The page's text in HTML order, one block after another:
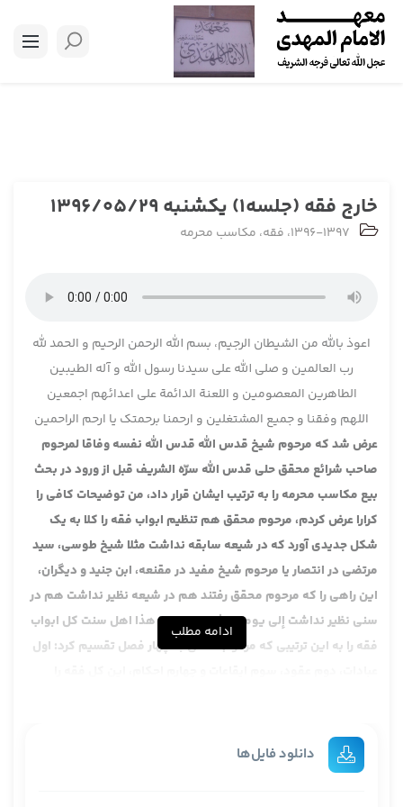
خارج فقه (جلسه1) یکشنبه 1396/05/29
1396-1397، فقه، مکاسب محرمه
اعوذ بالله من الشیطان الرجیم، بسم الله الرحمن الرحیم و الحمد لله
رب العالمین و صلی الله علی سیدنا رسول الله و آله الطیبین
الطاهرین المعصومین و اللعنة الدائمة علی اعدائهم اجمعین
اللهم وفقنا و جمیع المشتغلین و ارحمنا برحمتک یا ارحم الراحمین
عرض شد که مرحوم شیخ قدس الله قدس الله نفسه وفاقا لمرحوم
صاحب شرائع محقق حلی قدس الله سرّه الشریف قبل از ورود در بحث
بیع مکاسب محرمه را به ترتیب ایشان قرار داد، من توضیحات کافی را
کرارا عرض کردم، مرحوم محقق هم تنظیم ابواب فقه را کلا به یک
شکل جدیدی آورد که در شیعه سابقه نداشت مثلا شیخ طوسی، سید
مرتضی در انتصار یا مرحوم شیخ مفید در مقنعه، ابن جنید و دیگران،
این راهی را که مرحوم محقق رفتند هم در شیعه نظیر نداشت هم در
سنی نظیر نداشت إلی یومنا هذا، الی یومنا هذا اهل سنت کل ابواب
فقه را به این ترتیبی که مرحوم محقق به چهار فصل تقسیم کرد: اول
راه را رفتند تقریبا و حالا گاه گاهی بعضی هایشان آمدند تغییری دادند
و بحث مکاسب را هم که ایشان متعرض شد، اول یک مکاسب را
ادامه مطلب
دانلود فایل‌ها